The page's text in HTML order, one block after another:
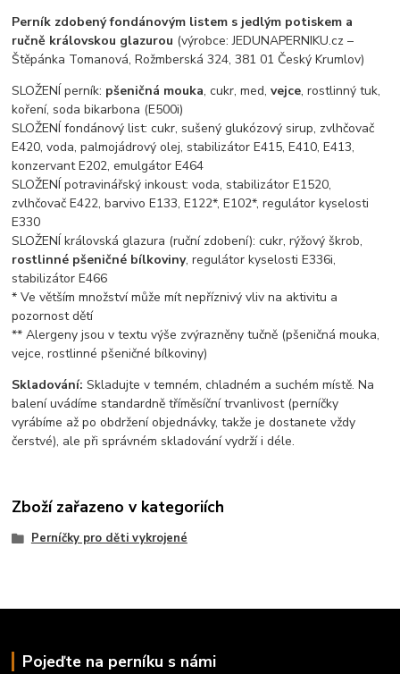
Perník zdobený fondánovým listem s jedlým potiskem a
ručně královskou glazurou (výrobce: JEDUNAPERNIKU.cz –
Štěpánka Tomanová, Rožmberská 324, 381 01 Český Krumlov)
SLOŽENÍ perník: pšeničná mouka, cukr, med,vejce, rostlinný tuk,
koření, soda bikarbona (E500i)
SLOŽENÍ fondánový list: cukr, sušený glukózový sirup, zvlhčovač
E420, voda, palmojádrový olej, stabilizátor E415, E410, E413,
konzervant E202, emulgátor E464
SLOŽENÍ potravinářský inkoust: voda, stabilizátor E1520,
zvlhčovač E422, barvivo E133, E122*, E102*, regulátor kyselosti
E330
SLOŽENÍ královská glazura (ruční zdobení): cukr, rýžový škrob,
rostlinné pšeničné bílkoviny, regulátor kyselosti E336i,
stabilizátor E466
* Ve větším množství může mít nepříznivý vliv na aktivitu a
pozornost dětí
** Alergeny jsou v textu výše zvýrazněny tučně (pšeničná mouka,
vejce, rostlinné pšeničné bílkoviny)
Skladování: Skladujte v temném, chladném a suchém místě. Na
balení uvádíme standardně tříměsíční trvanlivost (perníčky
vyrábíme až po obdržení objednávky, takže je dostanete vždy
čerstvé), ale při správném skladování vydrží i déle.
Zboží zařazeno v kategoriích
Perníčky pro děti vykrojené
Pojeďte na perníku s námi